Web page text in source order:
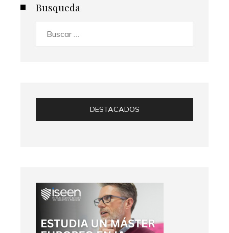
Busqueda
DESTACADOS